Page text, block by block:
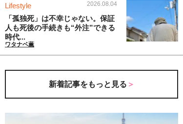
Lifestyle 2026.08.04
「孤独死」は不幸じゃない。保証
人も死後の手続きも“外注”できる
時代...
ワタナベ薫
新着記事をもっと見る